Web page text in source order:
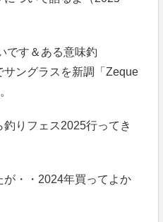
です＆ある意味釣
サングラスを新調「Zeque
釣りフェス2025行ってき
・・2024年買ってよか